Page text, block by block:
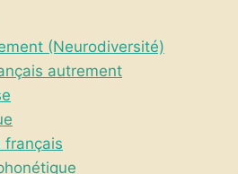
(Neurodiversité)
autrement
français